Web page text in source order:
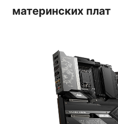
материнских плат